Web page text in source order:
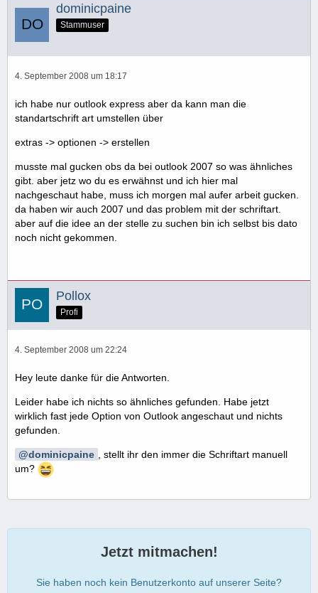
dominicpaine
Stammuser
4. September 2008 um 18:17
ich habe nur outlook express aber da kann man die
standartschrift art umstellen über
extras -> optionen -> erstellen
musste mal gucken obs da bei outlook 2007 so was ähnliches
gibt. aber jetz wo du es erwähnst und ich hier mal
nachgeschaut habe, muss ich morgen mal aufer arbeit gucken.
da haben wir auch 2007 und das problem mit der schriftart.
aber auf die idee an der stelle zu suchen bin ich selbst bis dato
noch nicht gekommen.
Pollox
Profi
4. September 2008 um 22:24
Hey leute danke für die Antworten.
Leider habe ich nichts so ähnliches gefunden. Habe jetzt
wirklich fast jede Option von Outlook angeschaut und nichts
gefunden.
dominicpaine
, stellt ihr den immer die Schriftart manuell
um?
Jetzt mitmachen!
Sie haben noch kein Benutzerkonto auf unserer Seite?